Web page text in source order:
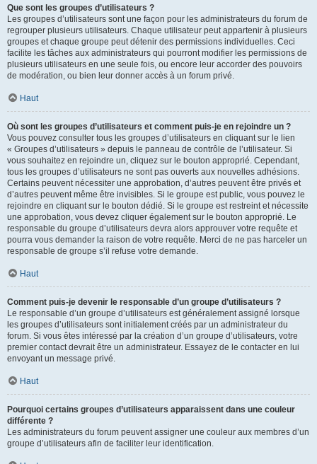
Que sont les groupes d’utilisateurs ?
Les groupes d’utilisateurs sont une façon pour les administrateurs du forum de
regrouper plusieurs utilisateurs. Chaque utilisateur peut appartenir à plusieurs
groupes et chaque groupe peut détenir des permissions individuelles. Ceci
facilite les tâches aux administrateurs qui pourront modifier les permissions de
plusieurs utilisateurs en une seule fois, ou encore leur accorder des pouvoirs
de modération, ou bien leur donner accès à un forum privé.
Haut
Où sont les groupes d’utilisateurs et comment puis-je en rejoindre un ?
Vous pouvez consulter tous les groupes d’utilisateurs en cliquant sur le lien
« Groupes d’utilisateurs » depuis le panneau de contrôle de l’utilisateur. Si
vous souhaitez en rejoindre un, cliquez sur le bouton approprié. Cependant,
tous les groupes d’utilisateurs ne sont pas ouverts aux nouvelles adhésions.
Certains peuvent nécessiter une approbation, d’autres peuvent être privés et
d’autres peuvent même être invisibles. Si le groupe est public, vous pouvez le
rejoindre en cliquant sur le bouton dédié. Si le groupe est restreint et nécessite
une approbation, vous devez cliquer également sur le bouton approprié. Le
responsable du groupe d’utilisateurs devra alors approuver votre requête et
pourra vous demander la raison de votre requête. Merci de ne pas harceler un
responsable de groupe s’il refuse votre demande.
Haut
Comment puis-je devenir le responsable d’un groupe d’utilisateurs ?
Le responsable d’un groupe d’utilisateurs est généralement assigné lorsque
les groupes d’utilisateurs sont initialement créés par un administrateur du
forum. Si vous êtes intéressé par la création d’un groupe d’utilisateurs, votre
premier contact devrait être un administrateur. Essayez de le contacter en lui
envoyant un message privé.
Haut
Pourquoi certains groupes d’utilisateurs apparaissent dans une couleur
différente ?
Les administrateurs du forum peuvent assigner une couleur aux membres d’un
groupe d’utilisateurs afin de faciliter leur identification.